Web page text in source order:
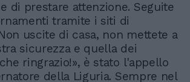
di prestare attenzione. Seguite
tramite i siti di
uscite di casa, non mettete a
sicurezza e quella dei
ringrazio!», è stato l'appello
della Liguria. Sempre nel